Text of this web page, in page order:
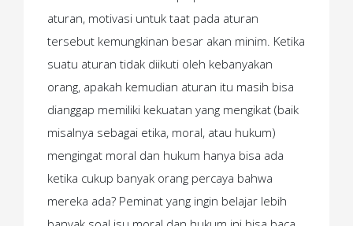
aturan, motivasi untuk taat pada aturan
tersebut kemungkinan besar akan minim. Ketika
suatu aturan tidak diikuti oleh kebanyakan
orang, apakah kemudian aturan itu masih bisa
dianggap memiliki kekuatan yang mengikat (baik
misalnya sebagai etika, moral, atau hukum)
mengingat moral dan hukum hanya bisa ada
ketika cukup banyak orang percaya bahwa
mereka ada? Peminat yang ingin belajar lebih